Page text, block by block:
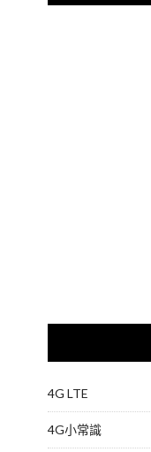
4G LTE
4G小常識